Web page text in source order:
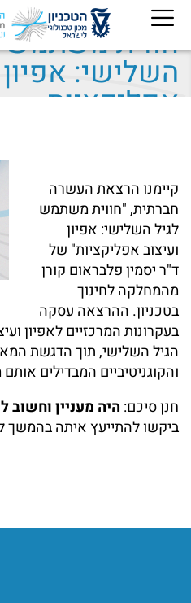
חווית משתמש
השלישי: אפיון
אפליקציות
קיימנו הרצאת העשרה
חברתית, "חווית משתמש
לגיל השלישי: אפיון
ועיצוב אפליקציות" של
ד"ר יסמין פלבראום קורן
מהמחלקה לחינוך
בטכניון. ההרצאה עסקה
בעקרונות המרכזיים לאפיון
הגיל השלישי, תוך הדגשת
והקוגניטיביים המבדילים
חנן סיכם: היה מעניין וחשוב
ביקשו להתייעץ איתה בהמשך